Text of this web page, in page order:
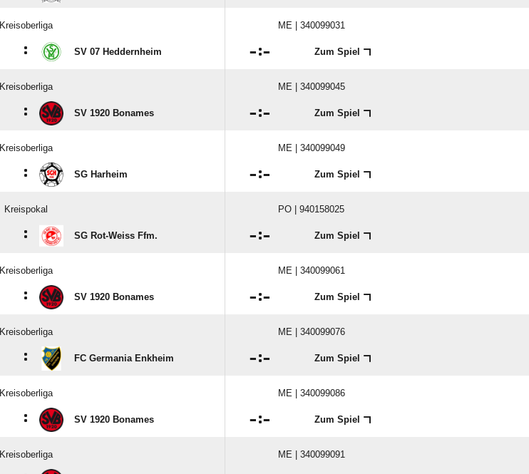
Kreisoberliga ME | 340099031
: SV 07 Heddernheim : Zum Spiel
Kreisoberliga ME | 340099045
: SV 1920 Bonames : Zum Spiel
Kreisoberliga ME | 340099049
: SG Harheim : Zum Spiel
Kreispokal PO | 940158025
: SG Rot-Weiss Ffm. : Zum Spiel
Kreisoberliga ME | 340099061
: SV 1920 Bonames : Zum Spiel
Kreisoberliga ME | 340099076
: FC Germania Enkheim : Zum Spiel
Kreisoberliga ME | 340099086
: SV 1920 Bonames : Zum Spiel
Kreisoberliga ME | 340099091